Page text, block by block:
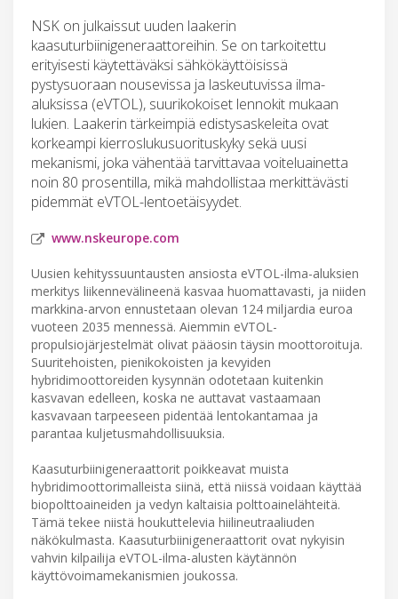
NSK on julkaissut uuden laakerin
kaasuturbiinigeneraattoreihin. Se on tarkoitettu
erityisesti käytettäväksi sähkökäyttöisissä
pystysuoraan nousevissa ja laskeutuvissa ilma-
aluksissa (eVTOL), suurikokoiset lennokit mukaan
lukien. Laakerin tärkeimpiä edistysaskeleita ovat
korkeampi kierroslukusuorituskyky sekä uusi
mekanismi, joka vähentää tarvittavaa voiteluainetta
noin 80 prosentilla, mikä mahdollistaa merkittävästi
pidemmät eVTOL-lentoetäisyydet.
www.nskeurope.com
Uusien kehityssuuntausten ansiosta eVTOL-ilma-aluksien
merkitys liikennevälineenä kasvaa huomattavasti, ja niiden
markkina-arvon ennustetaan olevan 124 miljardia euroa
vuoteen 2035 mennessä. Aiemmin eVTOL-
propulsiojärjestelmät olivat pääosin täysin moottoroituja.
Suuritehoisten, pienikokoisten ja kevyiden
hybridimoottoreiden kysynnän odotetaan kuitenkin
kasvavan edelleen, koska ne auttavat vastaamaan
kasvavaan tarpeeseen pidentää lentokantamaa ja
parantaa kuljetusmahdollisuuksia.
Kaasuturbiinigeneraattorit poikkeavat muista
hybridimoottorimalleista siinä, että niissä voidaan käyttää
biopolttoaineiden ja vedyn kaltaisia polttoainelähteitä.
Tämä tekee niistä houkuttelevia hiilineutraaliuden
näkökulmasta. Kaasuturbiinigeneraattorit ovat nykyisin
vahvin kilpailija eVTOL-ilma-alusten käytännön
käyttövoimamekanismien joukossa.